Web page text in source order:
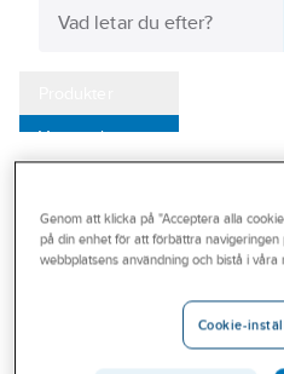
Varumärken
Outlet
Branscher
Genom att klicka på "Acceptera alla
på din enhet för att förbättra navigeringen
webbplatsens användning och bistå i våra
Cookie-